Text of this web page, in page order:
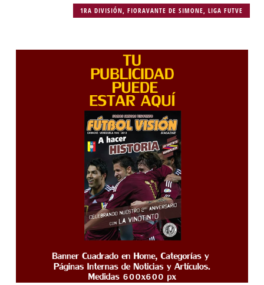
1RA DIVISIÓN,FIORAVANTE DE SIMONE,LIGA FUTVE